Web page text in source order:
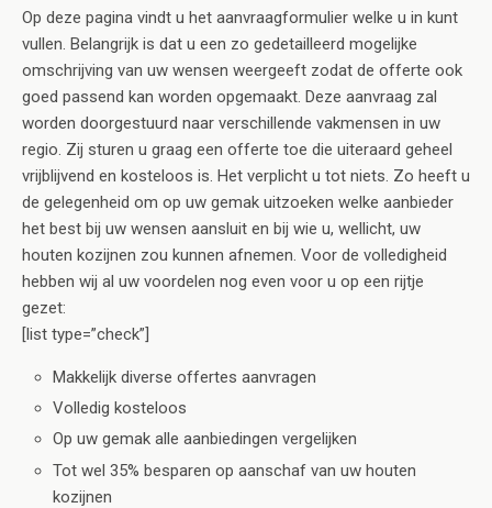
Op deze pagina vindt u het aanvraagformulier welke u in kunt
vullen. Belangrijk is dat u een zo gedetailleerd mogelijke
omschrijving van uw wensen weergeeft zodat de offerte ook
goed passend kan worden opgemaakt. Deze aanvraag zal
worden doorgestuurd naar verschillende vakmensen in uw
regio. Zij sturen u graag een offerte toe die uiteraard geheel
vrijblijvend en kosteloos is. Het verplicht u tot niets. Zo heeft u
de gelegenheid om op uw gemak uitzoeken welke aanbieder
het best bij uw wensen aansluit en bij wie u, wellicht, uw
houten kozijnen zou kunnen afnemen. Voor de volledigheid
hebben wij al uw voordelen nog even voor u op een rijtje
gezet:
[list type=”check”]
Makkelijk diverse offertes aanvragen
Volledig kosteloos
Op uw gemak alle aanbiedingen vergelijken
Tot wel 35% besparen op aanschaf van uw houten
kozijnen